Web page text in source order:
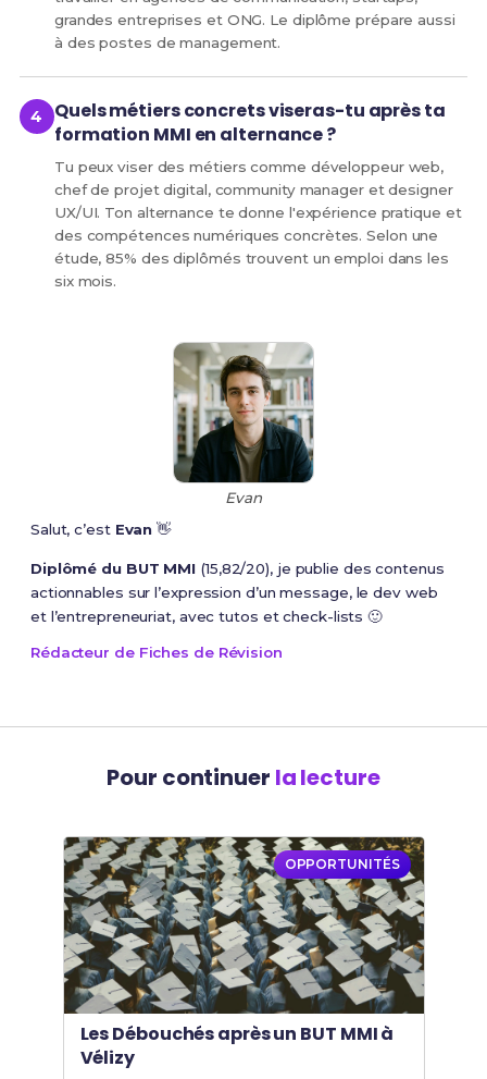
grandes entreprises et ONG. Le diplôme prépare aussi
à des postes de management.
Quels métiers concrets viseras-tu après ta
formation MMI en alternance ?
Tu peux viser des métiers comme développeur web,
chef de projet digital, community manager et designer
UX/UI. Ton alternance te donne l'expérience pratique et
des compétences numériques concrètes. Selon une
étude, 85% des diplômés trouvent un emploi dans les
six mois.
Evan
Salut, c’est Evan 👋
Diplômé du BUT MMI (15,82/20), je publie des contenus
actionnables sur l’expression d’un message, le dev web
et l’entrepreneuriat, avec tutos et check-lists 🙂
Rédacteur de Fiches de Révision
Pour continuer la lecture
OPPORTUNITÉS
Les Débouchés après un BUT MMI à
Vélizy